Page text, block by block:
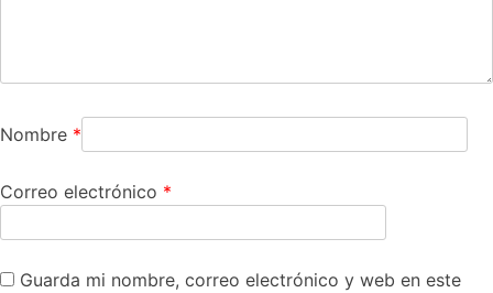
Nombre *
Correo electrónico *
Guarda mi nombre, correo electrónico y web en este